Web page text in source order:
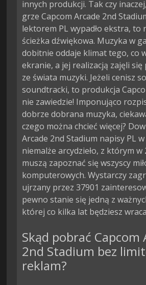
innych produkcji. Tak czy
grze Capcom Arcade 2nd
lektorem PL wypadło ekstra, to
ścieżka dźwiękowa. Muzyka w
dobitnie oddaje klimat tego, co
ekranie, a jej realizacją zajęli
ze świata muzyki. Jeżeli cenisz
soundtracki, to produkcja
nie zawiedzie! Imponująco
dobrze dobrana muzyka,
czego można chcieć więcej?
Arcade 2nd Stadium napisy PL w
niemalże arcydzieło, z którym w
muszą zapoznać się wszyscy
komputerowych. Wystarczy
ujrzany przez 37901
pewno stanie się jedną z
której co kilka lat będziesz
Skąd pobrać Capcom
2nd Stadium bez
reklam?